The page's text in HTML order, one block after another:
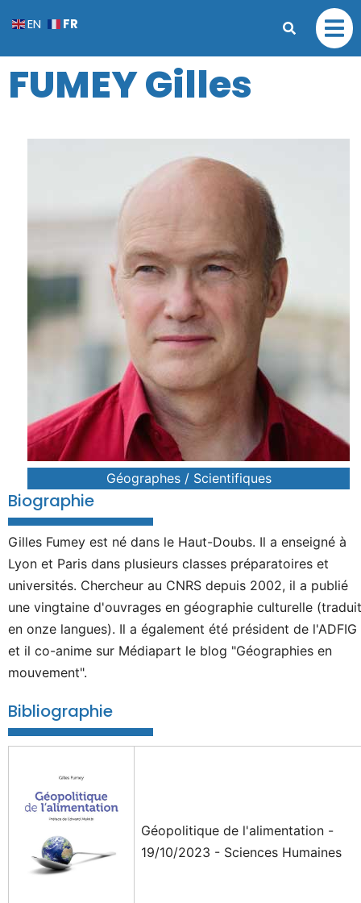
FUMEY Gilles
Géographes / Scientifiques
Biographie
Gilles Fumey est né dans le Haut-Doubs. Il a enseigné à
Lyon et Paris dans plusieurs classes préparatoires et
universités. Chercheur au CNRS depuis 2002, il a publié
une vingtaine d'ouvrages en géographie culturelle
en onze langues). Il a également été président de l'ADFIG
et il co-anime sur Médiapart le blog "Géographies en
mouvement".
Bibliographie
Géopolitique de l'alimentation -
19/10/2023 - Sciences Humaines
EN FR